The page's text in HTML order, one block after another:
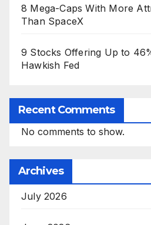
8 Mega-Caps With More
Than SpaceX
9 Stocks Offering Up to
Hawkish Fed
Recent Comments
No comments to show.
Archives
July 2026